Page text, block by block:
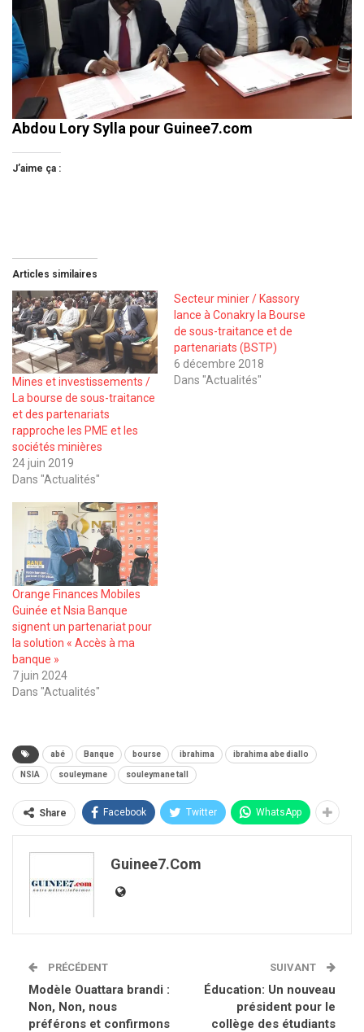
Abdou Lory Sylla pour Guinee7.com
J’aime ça :
Articles similaires
Mines et investissements /
La bourse de sous-traitance
et des partenariats
rapproche les PME et les
sociétés minières
24 juin 2019
Dans "Actualités"
Secteur minier / Kassory
lance à Conakry la Bourse
de sous-traitance et de
partenariats (BSTP)
6 décembre 2018
Dans "Actualités"
Orange Finances Mobiles
Guinée et Nsia Banque
signent un partenariat pour
la solution « Accès à ma
banque »
7 juin 2024
Dans "Actualités"
abé Banque bourse ibrahima ibrahima abe diallo
NSIA souleymane souleymane tall
Share Facebook Twitter WhatsApp
Guinee7.com
PRÉCÉDENT
Modèle Ouattara brandi :
Non, Non, nous
préférons et confirmons
SUIVANT
Éducation: Un nouveau
président pour le
collège des étudiants